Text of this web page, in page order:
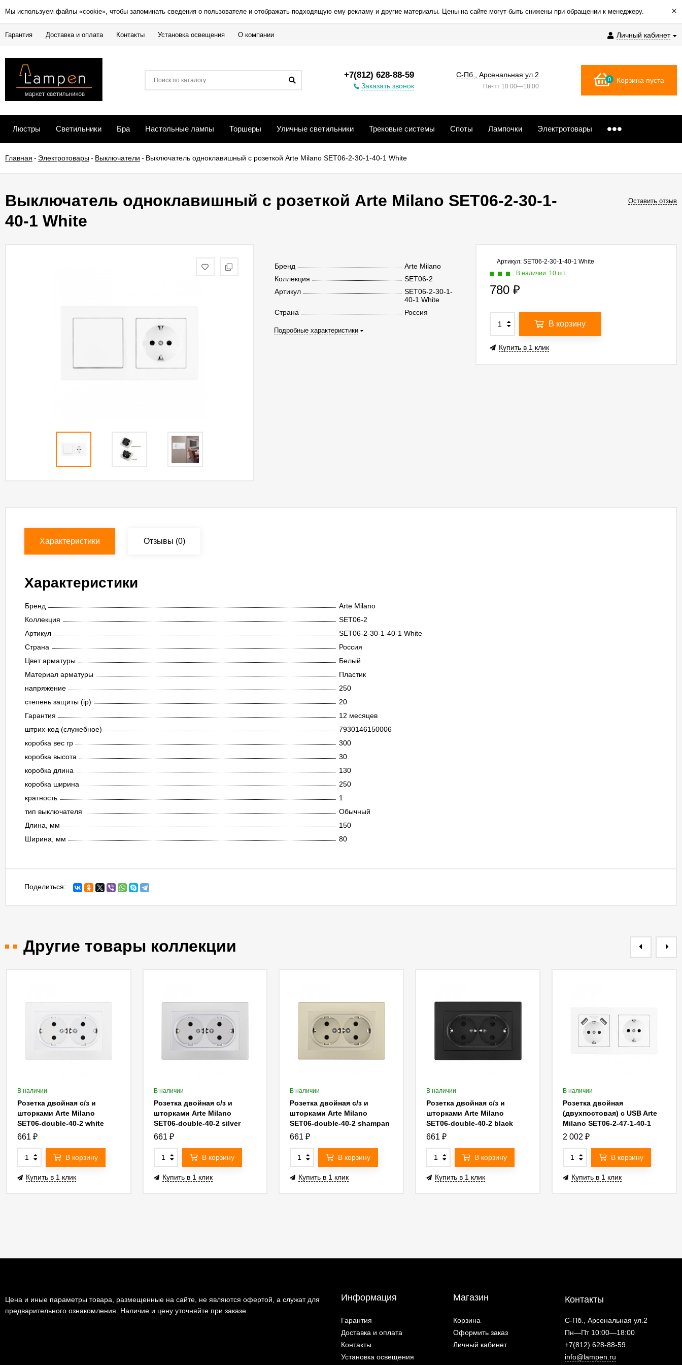
Мы используем файлы «cookie», чтобы запоминать сведения о пользователе и отображать подходящую ему рекламу и другие материалы. Цены на сайте могут быть снижены при обращении к менеджеру. ×
Личный кабинет
Гарантия Доставка и оплата Контакты Установка освещения О компании
+7(812) 628-88-59
Заказать звонок
С-Пб., Арсенальная ул.2
Пн-пт 10:00—18:00
0 Корзина пуста
Люстры Светильники Бра Настольные лампы Торшеры Уличные светильники Трековые системы Споты Лампочки Электротовары
Главная - Электротовары- Выключатели - Выключатель одноклавишный с розеткой Arte Milano SET06-2-30-1-40-1 White
Выключатель одноклавишный с розеткой Arte Milano SET06-2-30-1-
40-1 White
Оставить отзыв
Бренд
Arte Milano
Коллекция
SET06-2
Артикул
SET06-2-30-1-
40-1 White
Страна
Россия
Подробные характеристики
Артикул: SET06-2-30-1-40-1 White
В наличии: 10 шт.
780 ₽
В корзину
Купить в 1 клик
Характеристики Отзывы (0)
Характеристики
Бренд
Arte Milano
Коллекция
SET06-2
Артикул
SET06-2-30-1-40-1 White
Страна
Россия
Цвет арматуры
Белый
Материал арматуры
Пластик
напряжение
250
степень защиты (ip)
20
Гарантия
12 месяцев
штрих-код (служебное)
7930146150006
коробка вес гр
300
коробка высота
30
коробка длина
130
коробка ширина
250
кратность
1
тип выключателя
Обычный
Длина, мм
150
Ширина, мм
80
Поделиться:
Другие товары коллекции
В наличии
Розетка двойная с/з и
шторками Arte Milano
SET06-double-40-2 white
661 ₽
В корзину
Купить в 1 клик
В наличии
Розетка двойная с/з и
шторками Arte Milano
SET06-double-40-2 silver
661 ₽
В корзину
Купить в 1 клик
В наличии
Розетка двойная с/з и
шторками Arte Milano
SET06-double-40-2 shampan
661₽
В корзину
Купить в 1 клик
В наличии
Розетка двойная с/з и
шторками Arte Milano
SET06-double-40-2 black
661₽
В корзину
Купить в 1 клик
В наличии
Розетка двойная
(двухпостовая) c USB Arte
Milano SET06-2-47-1-40-1
white
2 002 ₽
В корзину
Купить в 1 клик
Цена и иные параметры товара, размещенные на сайте, не являются офертой, а служат для
предварительного ознакомления. Наличие и цену уточняйте при заказе.
Информация
Гарантия
Доставка и оплата
Контакты
Установка освещения
Магазин
Корзина
Оформить заказ
Личный кабинет
Контакты
С-Пб., Арсенальная ул.2
Пн—Пт 10:00—18:00
+7(812) 628-88-59
info@lampen.ru